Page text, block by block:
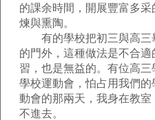
的課余時間，開展豐富多
煉與熏陶。
有的學校把初三與高三
的門外，這種做法是不合
習，也是無益的。有位高
學校運動會，怕占用我們
動會的那兩天，我身在教
不進去。